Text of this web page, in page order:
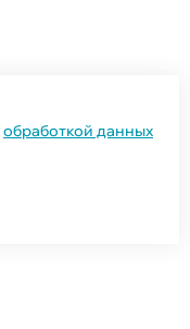
обработкой данных